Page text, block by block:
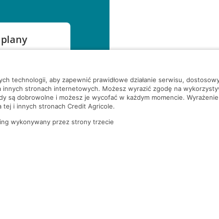
technologii, aby zapewnić prawidłowe działanie serwisu,
stronach internetowych. Możesz wyrazić zgodę na
są dobrowolne i możesz je wycofać w każdym momencie.
i innych stronach Credit Agricole.
wykonywany przez strony trzecie